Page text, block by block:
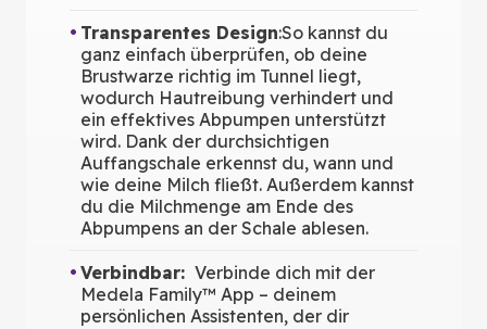
Transparentes Design:So kannst du
ganz einfach überprüfen, ob deine
Brustwarze richtig im Tunnel liegt,
wodurch Hautreibung verhindert und
ein effektives Abpumpen unterstützt
wird. Dank der durchsichtigen
Auffangschale erkennst du, wann und
wie deine Milch fließt. Außerdem kannst
du die Milchmenge am Ende des
Abpumpens an der Schale ablesen.
Verbindbar: Verbinde dich mit der
Medela Family™ App – deinem
persönlichen Assistenten, der dir